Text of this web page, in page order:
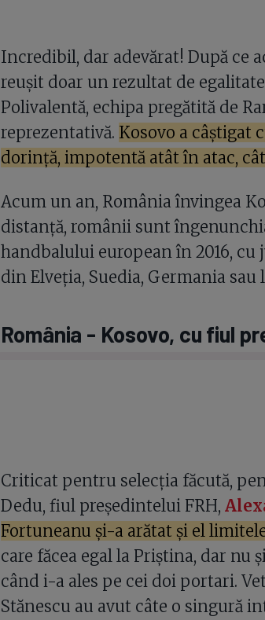
Incredibil, dar adevărat! După ce
reușit doar un rezultat de
Polivalentă, echipa pregătită de
reprezentativă. Kosovo a câștigat
dorință, impotentă atât în atac,
Acum un an, România învingea
distanță, românii sunt
handbalului european în 2016,
din Elveția, Suedia, Germania
România - Kosovo, cu fiul
Criticat pentru selecția făcută,
Dedu, fiul președintelui FRH,
Fortuneanu și-a arătat și el
care făcea egal la Priștina, dar nu
când i-a ales pe cei doi portari.
Stănescu au avut câte o singură